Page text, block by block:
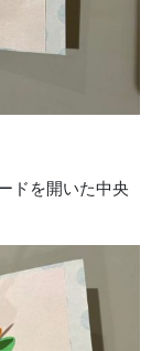
ドを開いた中央